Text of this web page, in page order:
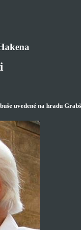
uvedené na hradu